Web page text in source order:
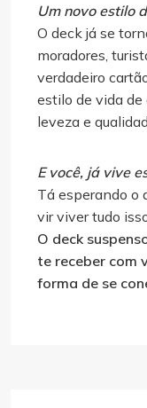
Um novo estilo
O deck já se
moradores,
verdadeiro
estilo de vida de
leveza e
E você, já vive
Tá esperando o
vir viver tudo
O deck
te receber com
forma de se